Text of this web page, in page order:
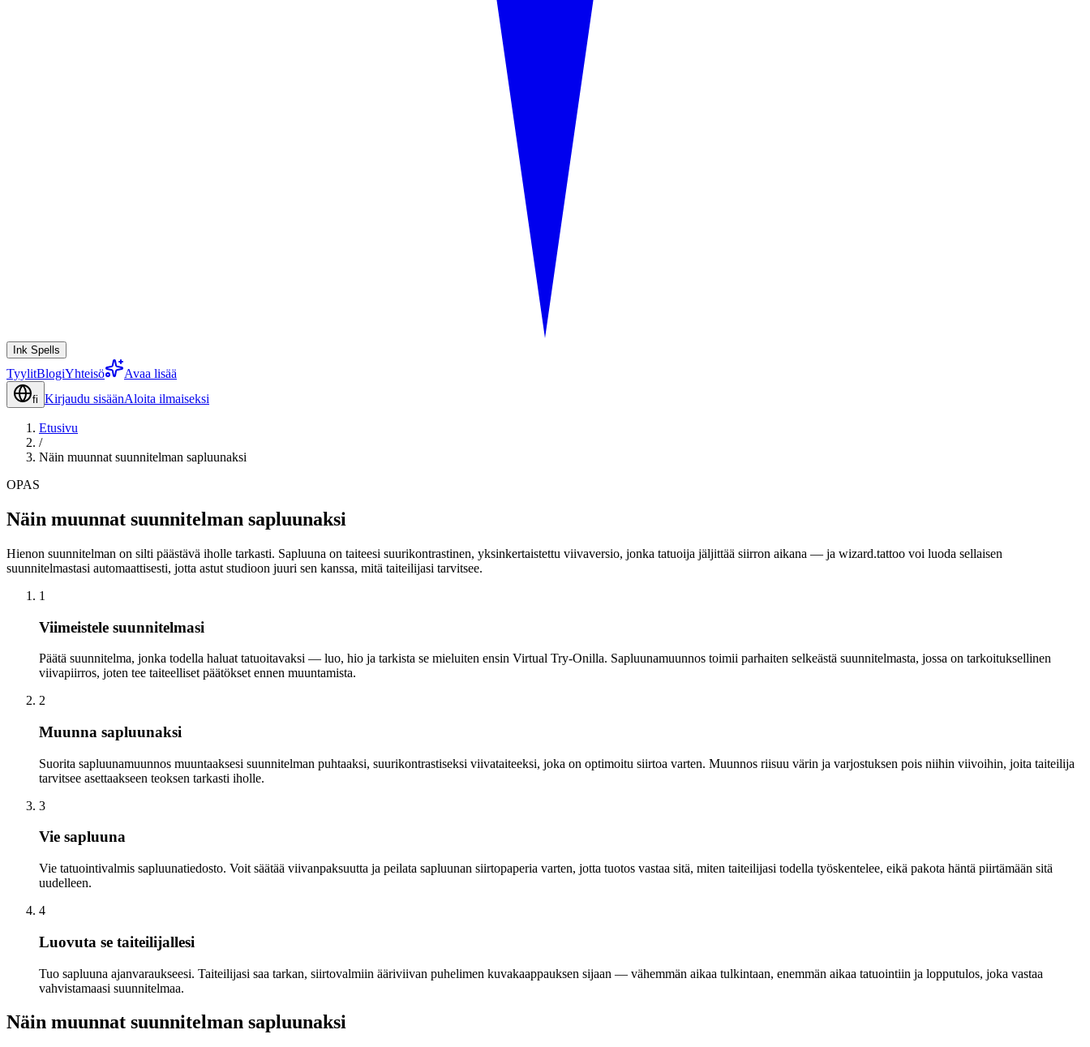
Ink Spells
TyylitBlogiYhteisö Avaa lisää
fi Kirjaudu sisäänAloita ilmaiseksi
Etusivu
/
Näin muunnat suunnitelman sapluunaksi
OPAS
Näin muunnat suunnitelman sapluunaksi
Hienon suunnitelman on silti päästävä iholle tarkasti. Sapluuna on taiteesi suurikontrastinen, yksinkertaistettu viivaversio, jonka tatuoija jäljittää siirron aikana — ja wizard.tattoo voi luoda sellaisen
suunnitelmastasi automaattisesti, jotta astut studioon juuri sen kanssa, mitä taiteilijasi tarvitsee.
1
Viimeistele suunnitelmasi
Päätä suunnitelma, jonka todella haluat tatuoitavaksi — luo, hio ja tarkista se mieluiten ensin Virtual Try-Onilla. Sapluunamuunnos toimii parhaiten selkeästä suunnitelmasta, jossa on tarkoituksellinen
viivapiirros, joten tee taiteelliset päätökset ennen muuntamista.
2
Muunna sapluunaksi
Suorita sapluunamuunnos muuntaaksesi suunnitelman puhtaaksi, suurikontrastiseksi viivataiteeksi, joka on optimoitu siirtoa varten. Muunnos riisuu värin ja varjostuksen pois niihin viivoihin, joita taiteilija
tarvitsee asettaakseen teoksen tarkasti iholle.
3
Vie sapluuna
Vie tatuointivalmis sapluunatiedosto. Voit säätää viivanpaksuutta ja peilata sapluunan siirtopaperia varten, jotta tuotos vastaa sitä, miten taiteilijasi todella työskentelee, eikä pakota häntä piirtämään sitä
uudelleen.
4
Luovuta se taiteilijallesi
Tuo sapluuna ajanvaraukseesi. Taiteilijasi saa tarkan, siirtovalmiin ääriviivan puhelimen kuvakaappauksen sijaan — vähemmän aikaa tulkintaan, enemmän aikaa tatuointiin ja lopputulos, joka vastaa
vahvistamaasi suunnitelmaa.
Näin muunnat suunnitelman sapluunaksi